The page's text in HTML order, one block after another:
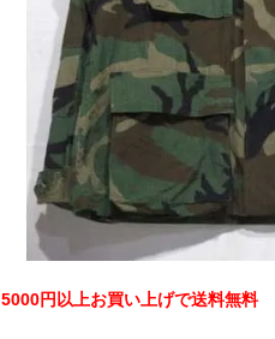
5000円以上お買い上げで送料無料